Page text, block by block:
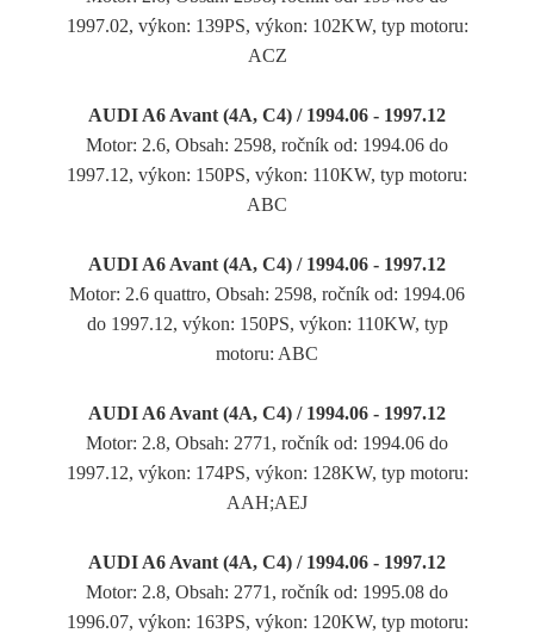
1997.02, výkon: 139PS, výkon: 102KW, typ motoru:
ACZ
AUDI A6 Avant (4A, C4) / 1994.06 - 1997.12
Motor: 2.6, Obsah: 2598, ročník od: 1994.06 do
1997.12, výkon: 150PS, výkon: 110KW, typ motoru:
ABC
AUDI A6 Avant (4A, C4) / 1994.06 - 1997.12
Motor: 2.6 quattro, Obsah: 2598, ročník od: 1994.06
do 1997.12, výkon: 150PS, výkon: 110KW, typ
motoru: ABC
AUDI A6 Avant (4A, C4) / 1994.06 - 1997.12
Motor: 2.8, Obsah: 2771, ročník od: 1994.06 do
1997.12, výkon: 174PS, výkon: 128KW, typ motoru:
AAH;AEJ
AUDI A6 Avant (4A, C4) / 1994.06 - 1997.12
Motor: 2.8, Obsah: 2771, ročník od: 1995.08 do
1996.07, výkon: 163PS, výkon: 120KW, typ motoru: